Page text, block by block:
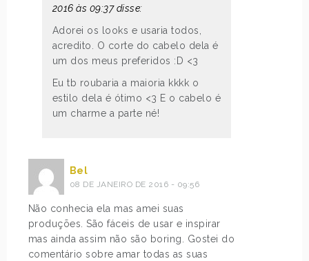
2016 às 09:37 disse:
Adorei os looks e usaria todos,
acredito. O corte do cabelo dela é
um dos meus preferidos :D <3
Eu tb roubaria a maioria kkkk o
estilo dela é ótimo <3 E o cabelo é
um charme a parte né!
Bel
08 DE JANEIRO DE 2016 - 09:56
Não conhecia ela mas amei suas
produções. São fáceis de usar e inspirar
mas ainda assim não são boring. Gostei do
comentário sobre amar todas as suas